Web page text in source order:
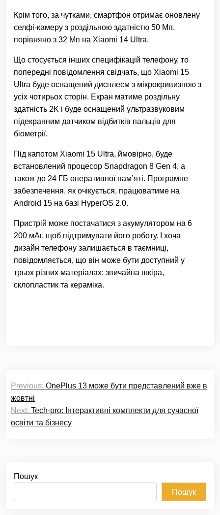
Крім того, за чутками, смартфон отримає оновлену
селфі-камеру з роздільною здатністю 50 Мп,
порівняно з 32 Мп на Xiaomi 14 Ultra.
Що стосується інших специфікацій телефону, то
попередні повідомлення свідчать, що Xiaomi 15
Ultra буде оснащений дисплеєм з мікрокривизною з
усіх чотирьох сторін. Екран матиме роздільну
здатність 2K і буде оснащений ультразвуковим
підекранним датчиком відбитків пальців для
біометрії.
Під капотом Xiaomi 15 Ultra, ймовірно, буде
встановлений процесор Snapdragon 8 Gen 4, а
також до 24 ГБ оперативної пам’яті. Програмне
забезпечення, як очікується, працюватиме на
Android 15 на базі HyperOS 2.0.
Пристрій може постачатися з акумулятором на 6
200 мАг, щоб підтримувати його роботу. І хоча
дизайн телефону залишається в таємниці,
повідомляється, що він може бути доступний у
трьох різних матеріалах: звичайна шкіра,
склопластик та кераміка.
записів
Previous: OnePlus 13 може бути представлений вже в
жовтні
Next: Tech-pro: Інтерактивні комплекти для сучасної
освіти та бізнесу
Пошук
Пошук